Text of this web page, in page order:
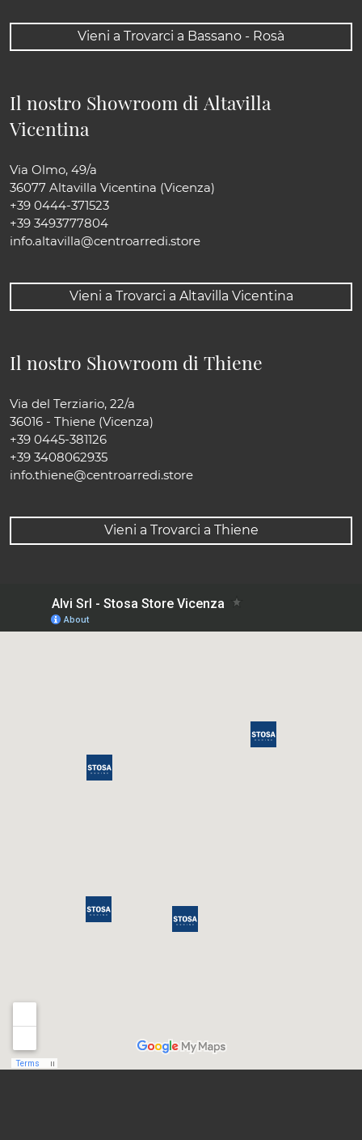
Vieni a Trovarci a Bassano - Rosà
Il nostro Showroom di Altavilla
Vicentina
Via Olmo, 49/a
36077 Altavilla Vicentina (Vicenza)
+39 0444-371523
+39 3493777804
info.altavilla@centroarredi.store
Vieni a Trovarci a Altavilla Vicentina
Il nostro Showroom di Thiene
Via del Terziario, 22/a
36016 - Thiene (Vicenza)
+39 0445-381126
+39 3408062935
info.thiene@centroarredi.store
Vieni a Trovarci a Thiene